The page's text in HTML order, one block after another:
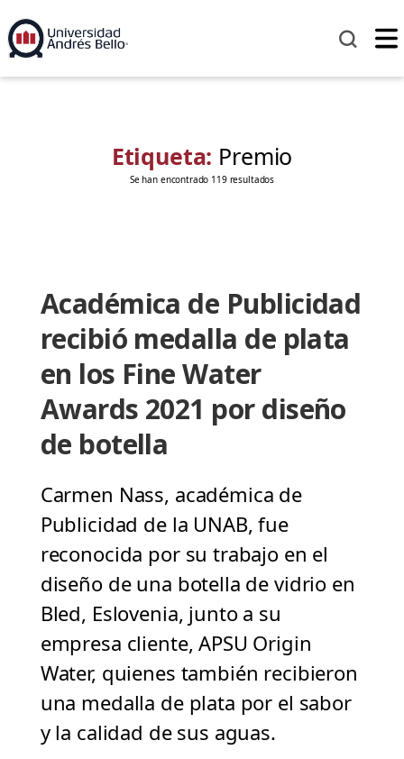
Etiqueta: Premio
Se han encontrado 119 resultados
Académica de Publicidad
recibió medalla de plata
en los Fine Water
Awards 2021 por diseño
de botella
Carmen Nass, académica de
Publicidad de la UNAB, fue
reconocida por su trabajo en el
diseño de una botella de vidrio en
Bled, Eslovenia, junto a su
empresa cliente, APSU Origin
Water, quienes también recibieron
una medalla de plata por el sabor
y la calidad de sus aguas.